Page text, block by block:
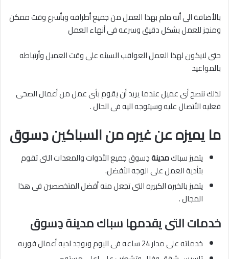
بالأضافة الى أنه ملم بهذا العمل من جميع أطرافه وبأسرع وقت ممكن
ومنجز للعمل بشكل دقيق وسرعه فى أنهاء العمل
حتى لايكون لهذا العمل العواقب السيئه على وقت العميل وأرتباطه
بالمواعيد
لذلك ننصح أى عميل عندما يريد أن يقوم بأى عمل من أعمال الصحى
فعليه الأتصال عليه وسيتوجه اليه فى الحال .
ما يميزه عن غيره من السباكين دِسوق
يتميز سباكمدينةدِسوق جميع الأدوات والمعدات التى تقوم
بتأدية العمل على الوجه الأفضل.
يتميز بالخبره الكبيره التى تجعل منه أفضل المتخصصين فى هذا
المجال .
خدمات التى يقدمها سباك مدينة دِسوق
خدماته على مدار 24 ساعه فى اليوم ويوجد لديه أعمال فوريه